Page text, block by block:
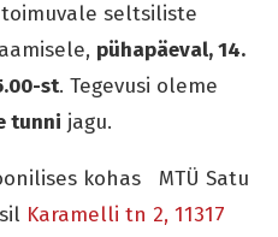
seltsiliste
pühapäeval, 14.
st. Tegevusi oleme
tunni jagu.
kohas MTÜ Satu
Karamelli tn 2, 11317